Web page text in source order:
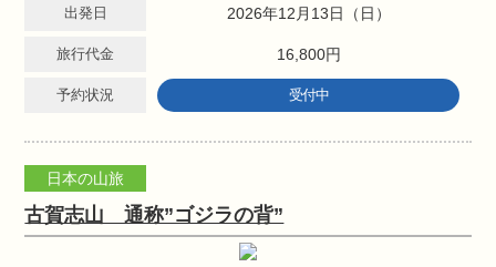
出発日 2026年12月13日（日）
旅行代金 16,800円
予約状況 受付中
日本の山旅
古賀志山 通称”ゴジラの背”